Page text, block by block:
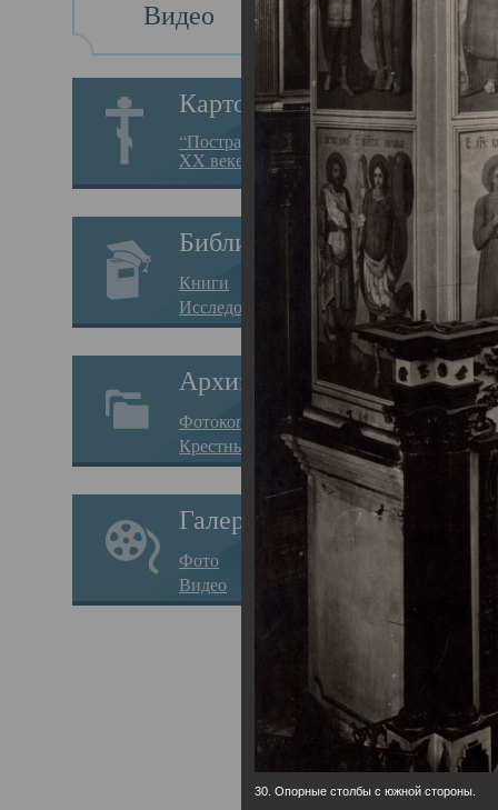
Видео
Картотека
“Пострадавшие за веру в
XX веке на Севере”
Библиотека
Книги
Исследования
Архив
Фотокопии дел
Крестные ходы
Галерея
Фото
Видео
30. Опорные столбы с южной стороны.